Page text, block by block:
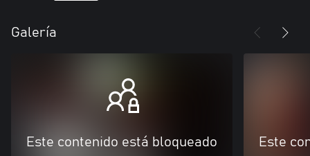
Galería
Este contenido está bloqueado Este